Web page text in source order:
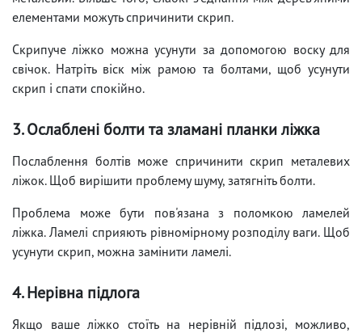
елементами можуть спричинити скрип.
Скрипуче ліжко можна усунути за допомогою воску для
свічок. Натріть віск між рамою та болтами, щоб усунути
скрип і спати спокійно.
3. Ослаблені болти та зламані планки ліжка
Послаблення болтів може спричинити скрип металевих
ліжок. Щоб вирішити проблему шуму, затягніть болти.
Проблема може бути пов'язана з поломкою ламелей
ліжка. Ламелі сприяють рівномірному розподілу ваги. Щоб
усунути скрип, можна замінити ламелі.
4. Нерівна підлога
Якщо ваше ліжко стоїть на нерівній підлозі, можливо,